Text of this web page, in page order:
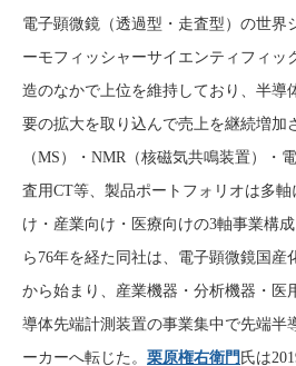
電子顕微鏡（透過型・走査型）の世界
ーモフィッシャーサイエンティフィッ
造のなかで上位を維持しており、半導
要の拡大を取り込んで売上を継続増加
（MS）・NMR（核磁気共鳴装置）・
査用CT等、製品ポートフォリオは多
け・産業向け・医療向けの3軸事業構
ら76年を経た同社は、電子顕微鏡国産
から始まり、産業機器・分析機器・医
導体先端計測装置の事業集中で先端半
ーカーへ転じた。 栗原権右衛門 氏は